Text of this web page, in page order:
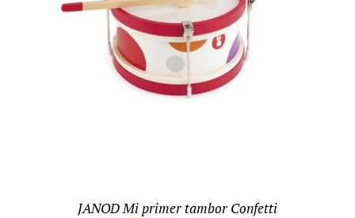
DETALLES
JANOD Mi primer tambor Confetti